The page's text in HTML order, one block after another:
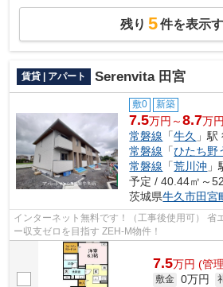
残り 5件を表示
賃貸 | アパート Serenvita 田宮
敷0 新築
7.5万円～8.7万円
常磐線 「牛久 」
常磐線 「ひたち野
常磐線 「荒川沖
予定 / 40.44㎡～
茨城県牛久市田宮
インターネット無料です！（工事後使用可） 省
ー収支ゼロを目指す ZEH‐M物件！
7.5万円 (管
敷金 0万円